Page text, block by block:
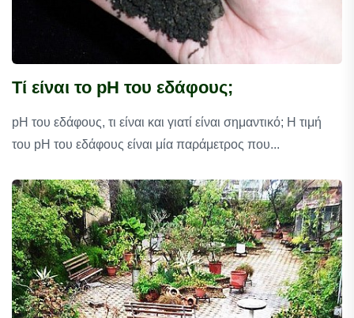
Τί είναι το pH του εδάφους;
pH του εδάφους, τι είναι και γιατί είναι σημαντικό; Η τιμή
του pH του εδάφους είναι μία παράμετρος που...